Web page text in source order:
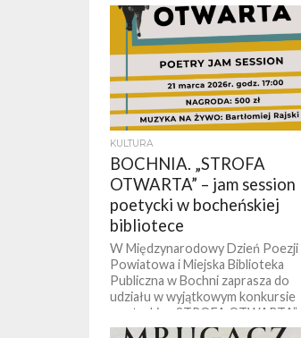
KULTURA
BOCHNIA. „STROFA
OTWARTA” – jam session
poetycki w bocheńskiej
bibliotece
W Międzynarodowy Dzień Poezji
Powiatowa i Miejska Biblioteka
Publiczna w Bochni zaprasza do
udziału w wyjątkowym konkursie
poetyckim „STROFA OTWARTA” –
jam...